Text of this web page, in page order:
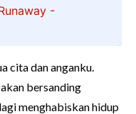
-
cita dan anganku.
bersanding
menghabiskan hidup